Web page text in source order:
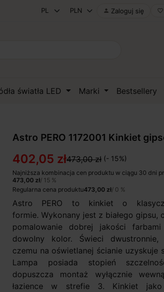
 Zaloguj się favorite_border
światła LED Marki Bestsellery
Astro PERO 1172001 Kinkiet
402,05 zł473,00 zł (- 15%)
Najniższa kombinacja cen produktu w ciągu 30 dni
473,00 zł/ 15 %
Regularna cena produktu473,00 zł/ 0 %
Astro PERO to kinkiet o
formie. Wykonany jest z białego gipsu,
pomalowanie dobrej jakości
dowolny kolor. Świeci dwustronnie,
czemu na oświetlanej ścianie uzyskuje
Lampa posiada stopień
dopuszcza montaż wyłącznie
łazience w strefie 3. Kinkiet jako